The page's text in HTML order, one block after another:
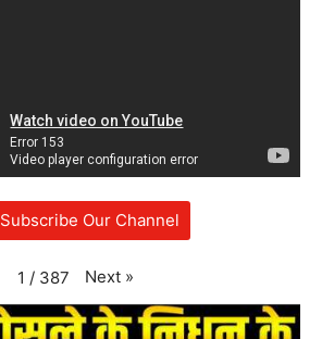
Subscribe Our Channel
1 / 387 Next »